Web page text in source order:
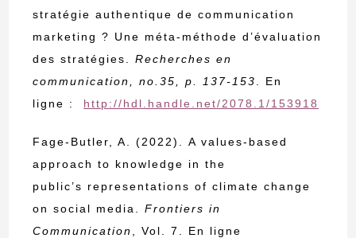
stratégie authentique de communication
marketing ? Une méta-méthode d’évaluation
des stratégies.Recherches en
communication, no.35, p. 137-153
. En
ligne : http://hdl.handle.net/2078.1/153918
Fage-Butler, A. (2022). A values-based
approach to knowledge in the
public’s representations of climate change
on social media.Frontiers in
Communication
, Vol. 7. En ligne